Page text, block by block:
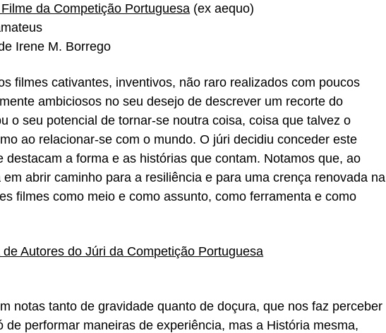
da Competição Portuguesa (ex aequo)
Irene M. Borrego
filmes cativantes, inventivos, não raro realizados com poucos
ambiciosos no seu desejo de descrever um recorte do
o seu potencial de tornar-se noutra coisa, coisa que talvez o
ao relacionar-se com o mundo. O júri decidiu conceder este
destacam a forma e as histórias que contam. Notamos que, ao
abrir caminho para a resiliência e para uma crença renovada na
filmes como meio e como assunto, como ferramenta e como
Autores do Júri da Competição Portuguesa
notas tanto de gravidade quanto de doçura, que nos faz perceber
de performar maneiras de experiência, mas a História mesma,